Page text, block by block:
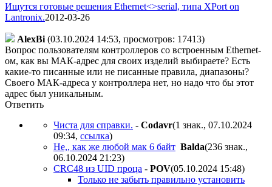
Ищутся готовые решения Ethernet<>serial, типа XPort on
Lantronix.2012-03-26
AlexBi (03.10.2024 14:53, просмотров: 17413)
Вопрос пользователям контроллеров со встроенным Ethernet-
ом, как вы МАК-адрес для своих изделий выбираете? Есть
какие-то писанные или не писанные правила, диапазоны?
Своего МАК-адреса у контроллера нет, но надо что бы этот
адрес был уникальным.
Ответить
Чиста для справки. - Codavr(1 знак., 07.10.2024
09:34, ссылка)
Не,, как же любой мак 6 байт Balda(236 знак.,
06.10.2024 21:23)
CRC48 из UID проца - POV(05.10.2024 15:48)
Только не забыть правильно установить